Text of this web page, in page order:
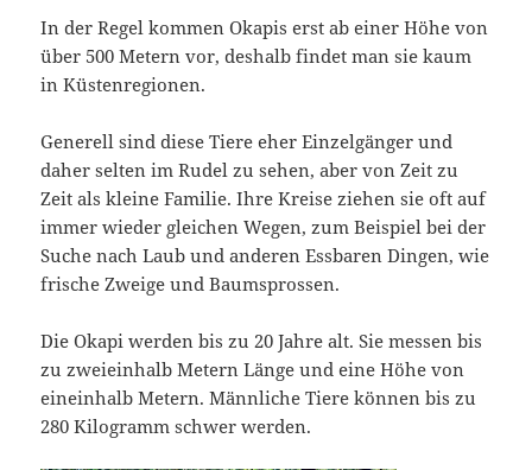
In der Regel kommen Okapis erst ab einer Höhe von
über 500 Metern vor, deshalb findet man sie kaum
in Küstenregionen.
Generell sind diese Tiere eher Einzelgänger und
daher selten im Rudel zu sehen, aber von Zeit zu
Zeit als kleine Familie. Ihre Kreise ziehen sie oft auf
immer wieder gleichen Wegen, zum Beispiel bei der
Suche nach Laub und anderen Essbaren Dingen, wie
frische Zweige und Baumsprossen.
Die Okapi werden bis zu 20 Jahre alt. Sie messen bis
zu zweieinhalb Metern Länge und eine Höhe von
eineinhalb Metern. Männliche Tiere können bis zu
280 Kilogramm schwer werden.